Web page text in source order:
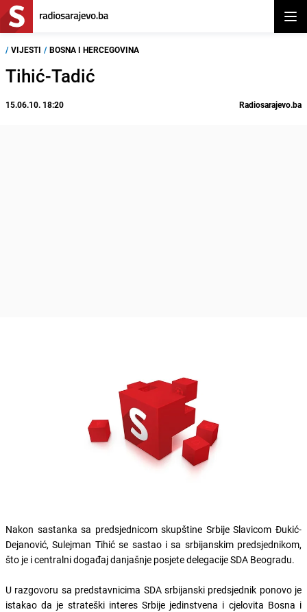
/ VIJESTI / BOSNA I HERCEGOVINA
Tihić-Tadić
15.06.10. 18:20 Radiosarajevo.ba
Nakon sastanka sa predsjednicom skupštine Srbije Slavicom Đukić-
Dejanović, Sulejman Tihić se sastao i sa srbijanskim predsjednikom,
što je i centralni događaj danjašnje posjete delegacije SDA Beogradu.
U razgovoru sa predstavnicima SDA srbijanski predsjednik ponovo je
istakao da je strateški interes Srbije jedinstvena i cjelovita Bosna i